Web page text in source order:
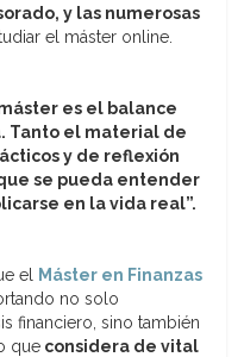
y las numerosas
el máster online.
es el balance
Tanto el material de
y de reflexión
se pueda entender
en la vida real”.
el Máster en Finanzas
no solo
financiero, sino también
que considera de vital